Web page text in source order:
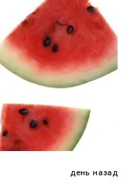
день назад